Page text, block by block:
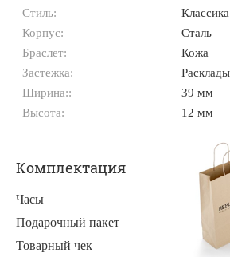
Стиль:
Классика
Корпус:
Сталь
Браслет:
Кожа
Застежка:
Ширина::
39 мм
Высота:
12 мм
Комплектация
Часы
Подарочный пакет
Товарный чек